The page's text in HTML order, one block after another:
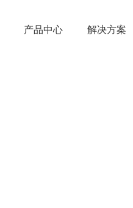
产品中心 解决方案